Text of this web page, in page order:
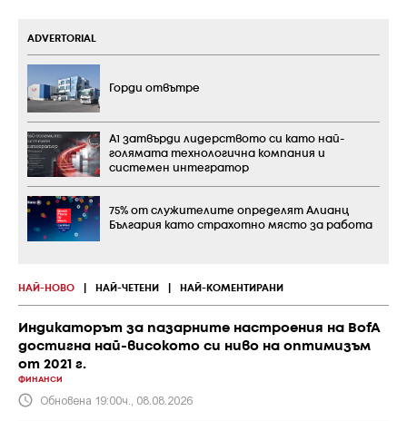
НАЙ-НОВО НАЙ-ЧЕТЕНИ НАЙ-КОМЕНТИРАНИ
Индикаторът за пазарните настроения на BofA
достигна най-високото си ниво на оптимизъм
от 2021 г.
ФИНАНСИ
Обновена 19:00ч., 08.08.2026
ADVERTORIAL
Горди отвътре
А1 затвърди лидерството си като най-
голямата технологична компания и
системен интегратор
75% от служителите определят Алианц
България като страхотно място за работа